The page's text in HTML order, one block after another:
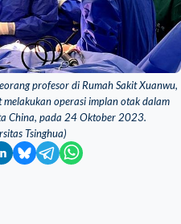
profesor di Rumah Sakit Xuanwu,
operasi implan otak dalam
China, pada 24 Oktober 2023.
Tsinghua)